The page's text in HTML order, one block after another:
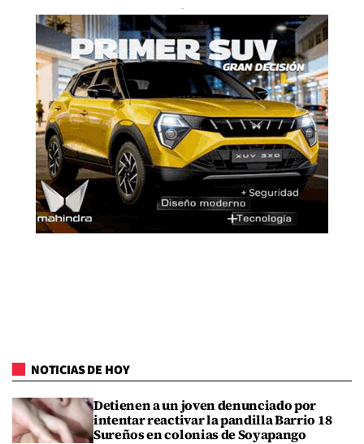
NOTICIAS DE HOY
Detienen a un joven denunciado por
intentar reactivar la pandilla Barrio 18
Sureños en colonias de Soyapango